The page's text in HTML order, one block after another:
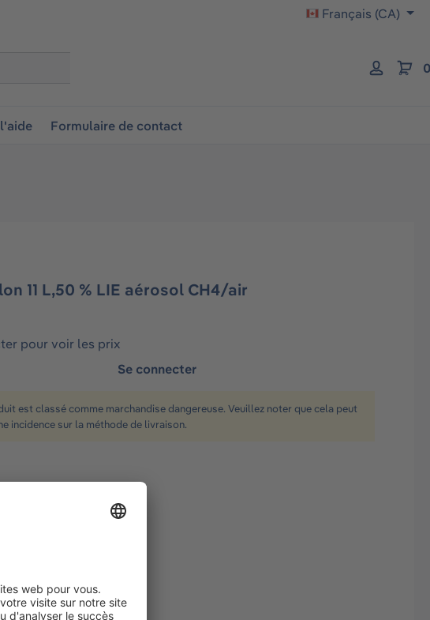
Français (CA)
Formulaire de contact
11 L,50 % LIE aérosol CH4/air
pour voir les prix
Se connecter
est classé comme marchandise dangereuse. Veuillez noter que cela peut
incidence sur la méthode de livraison.